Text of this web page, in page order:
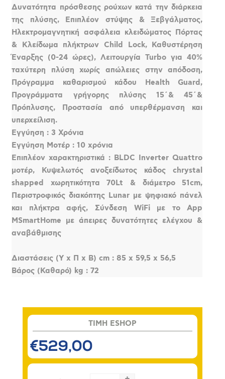
Δυνατότητα πρόσθεσης ρούχων κατά την διάρκεια
της πλύσης, Επιπλέον στύψης & Ξεβγάλματος,
Ηλεκτρομαγνητική ασφάλεια κλειδώματος Πόρτας
& Κλείδωμα πλήκτρων Child Lock, Καθυστέρηση
Έναρξης (0-24 ώρες), Λειτουργία Turbo για 40%
ταχύτερη πλύση χωρίς απώλειες στην απόδοση,
Πρόγραμμα καθαρισμού κάδου Health Guard,
Προγράμματα γρήγορης πλύσης 15΄& 45΄&
Πρόπλυσης, Προστασία από υπερθέρμανση και
υπερχείλιση.
Εγγύηση : 3 Χρόνια
Εγγύηση Μοτέρ : 10 χρόνια
Επιπλέον χαρακτηριστικά : BLDC Inverter Quattro
μοτέρ, Κυψελωτός ανοξείδωτος κάδος chrystal
shapped χωρητικότητα 70Lt & διάμετρο 51cm,
Περιστροφικός διακόπτης Lunar με ψηφιακό πάνελ
και πλήκτρα αφής, Σύνδεση WiFi με το App
MSmartHome με άπειρες δυνατότητες ελέγχου &
αναβάθμισης
Διαστάσεις (Υ x Π x Β) cm : 85 x 59,5 x 56,5
Βάρος (Καθαρό) kg : 72
TIMH ESHOP
€529,00